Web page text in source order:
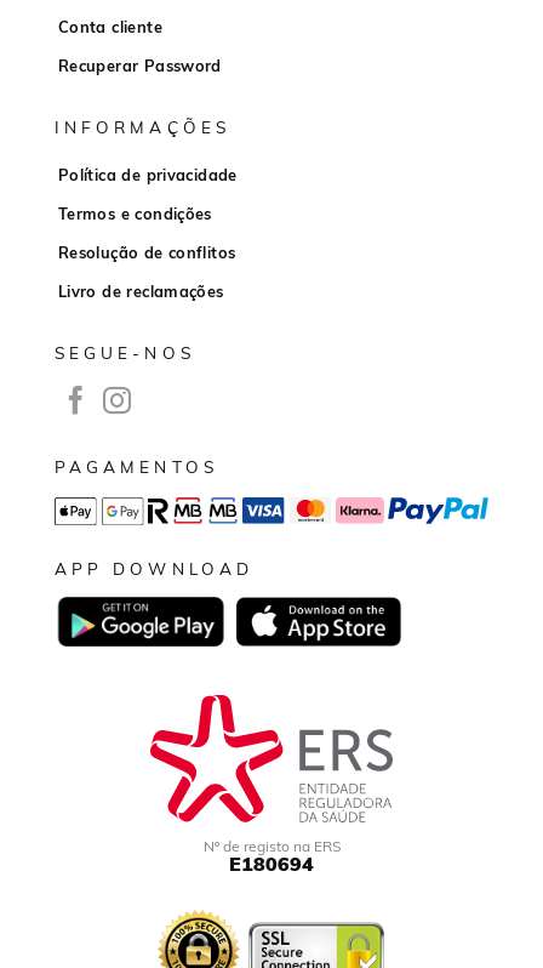
Conta cliente
Recuperar Password
INFORMAÇÕES
Política de privacidade
Termos e condições
Resolução de conflitos
Livro de reclamações
SEGUE-NOS
PAGAMENTOS
APP DOWNLOAD
Nº de registo na ERS
E180694